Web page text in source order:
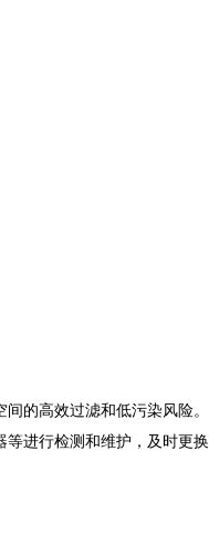
的高效过滤和低污染风险。
进行检测和维护，及时更换